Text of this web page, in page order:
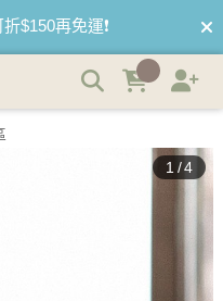
乳內衣褲 B-C myBRA |
$150再免運❗
收納袋回家 🌞
件$999🧔
1 /4